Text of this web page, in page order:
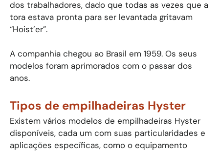
dos trabalhadores, dado que todas as vezes que a
tora estava pronta para ser levantada gritavam
“Hoist’er”.
A companhia chegou ao Brasil em 1959. Os seus
modelos foram aprimorados com o passar dos
anos.
Tipos de empilhadeiras Hyster
Existem vários modelos de empilhadeiras Hyster
disponíveis, cada um com suas particularidades e
aplicações específicas, como o equipamento